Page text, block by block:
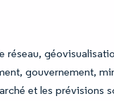
réseau,
gouvernement,
et les prévisions